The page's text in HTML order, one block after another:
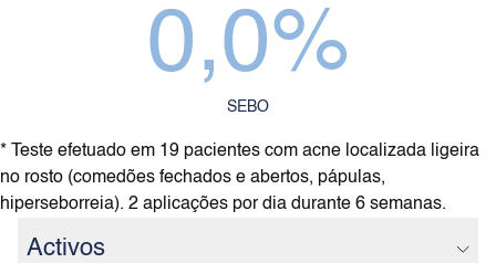
0,0%
SEBO
* Teste efetuado em 19 pacientes com acne localizada ligeira
no rosto (comedões fechados e abertos, pápulas,
hiperseborreia). 2 aplicações por dia durante 6 semanas.
Activos